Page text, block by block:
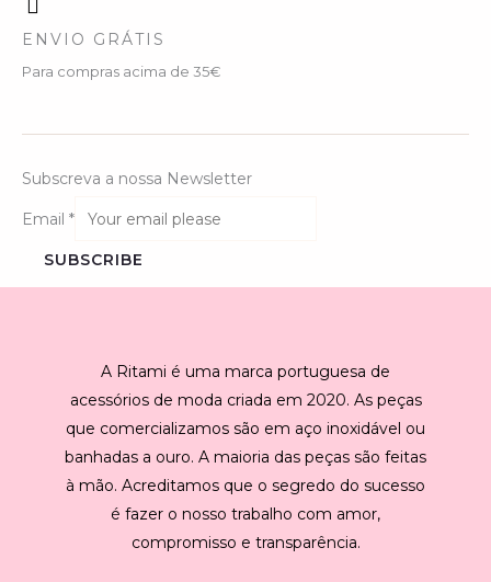
ENVIO GRÁTIS
Para compras acima de 35€
Subscreva a nossa Newsletter
Email *
SUBSCRIBE
A Ritami é uma marca portuguesa de
acessórios de moda criada em 2020. As peças
que comercializamos são em aço inoxidável ou
banhadas a ouro. A maioria das peças são feitas
à mão. Acreditamos que o segredo do sucesso
é fazer o nosso trabalho com amor,
compromisso e transparência.